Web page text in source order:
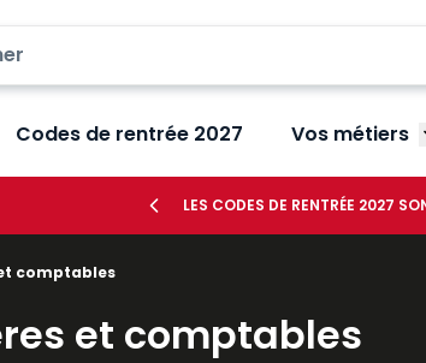
Codes de rentrée 2027 Vos métiers
LES CODES DE RENTRÉE 2027
comptables
et comptables